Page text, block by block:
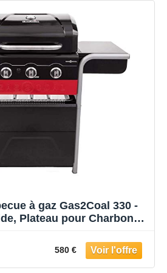
à gaz Gas2Coal 330 -
Plateau pour Charbon
air, le jardin et la terrasse
580 €